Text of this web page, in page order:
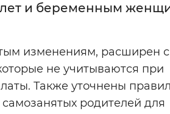
Интервал между буквами
Цвет сайта
Инверсивный
лет и беременным
изменениям, расширен
не учитываются при
Также уточнены
самозанятых родителей для